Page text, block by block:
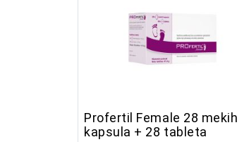
Profertil Female 28 mekih
kapsula + 28 tableta